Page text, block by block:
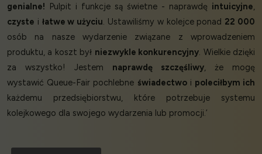
genialne! Pulpit i funkcje są świetne - naprawdę intuicyjne,
czyste i łatwe w użyciu. Ustawiliśmy w kolejce ponad 22 000
osób na nasze wydarzenie związane z wprowadzeniem
produktu, a koszt był niezwykle konkurencyjny. Wielkie dzięki
za wszystko! Jestem naprawdę szczęśliwy, że mogę
wystawić Queue-Fair pochlebne świadectwoi poleciłbym ich
każdemu przedsiębiorstwu, które potrzebuje systemu
kolejkowego dla swojego wydarzenia lub promocji.’